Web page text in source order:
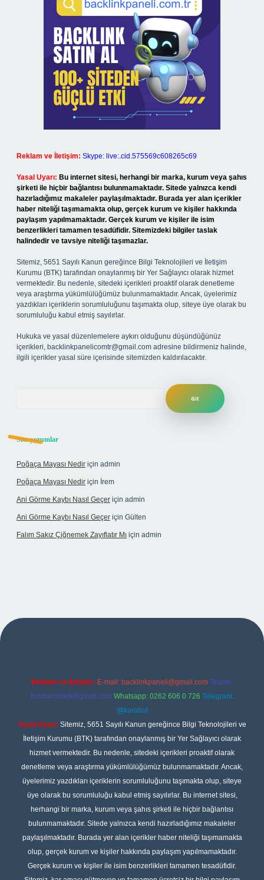
Reklam ve İletişim: Skype: live:.cid.575569c608265c69
Yasal Uyarı: Bu internet sitesi, herhangi bir marka, kurum veya şahıs
şirketi ile hiçbir bağlantısı bulunmamaktadır. Sitede yalnızca kendi
hazırladığımız makaleler paylaşılmaktadır. Burada yer alan içerikler
haber niteliği taşımamakta olup, gerçek kurum ve kişiler hakkında
paylaşım yapılmamaktadır. Gerçek kurum ve kişiler ile isim
benzerlikleri tamamen tesadüfidir. Sitemizdeki bilgiler taslak
halindedir ve tavsiye niteliği taşımazlar.
Sitemiz, 5651 Sayılı Kanun gereğince Bilgi Teknolojileri ve İletişim
Kurumu (BTK) tarafından onaylanmış bir Yer Sağlayıcı olarak hizmet
vermektedir. Bu nedenle, sitedeki içerikleri proaktif olarak denetleme
veya araştırma yükümlülüğümüz bulunmamaktadır. Ancak, üyelerimiz
yazdıkları içeriklerin sorumluluğunu taşımakta olup, siteye üye olarak bu
sorumluluğu kabul etmiş sayılırlar.
Hukuka ve yasal düzenlemelere aykırı olduğunu düşündüğünüz
içerikleri, backlinkpanelicomtr@gmail.com adresine bildirmeniz halinde,
ilgili içerikler yasal süre içerisinde sitemizden kaldırılacaktır.
Son yorumlar
Poğaça Mayası Nedir için admin
Poğaça Mayası Nedir için İrem
Ani Görme Kaybı Nasıl Geçer için admin
Ani Görme Kaybı Nasıl Geçer için Gülten
Falım Sakız Çiğnemek Zayıflatır Mı için admin
Reklam ve İletişim: E-mail: backlinkpaneli@gmail.com Teams:
forumhizmeti@gmail.com Whatsapp: 0262 606 0 726 Telegram:
@karabul
Yasal Uyarı: Sitemiz, 5651 Sayılı Kanun gereğince Bilgi Teknolojileri ve
İletişim Kurumu (BTK) tarafından onaylanmış bir Yer Sağlayıcı olarak
hizmet vermektedir. Bu nedenle, sitedeki içerikleri proaktif olarak
denetleme veya araştırma yükümlülüğümüz bulunmamaktadır. Ancak,
üyelerimiz yazdıkları içeriklerin sorumluluğunu taşımakta olup, siteye
üye olarak bu sorumluluğu kabul etmiş sayılırlar. Bu internet sitesi,
herhangi bir marka, kurum veya şahıs şirketi ile hiçbir bağlantısı
bulunmamaktadır. Sitede yalnızca kendi hazırladığımız makaleler
paylaşılmaktadır. Burada yer alan içerikler haber niteliği taşımamakta
olup, gerçek kurum ve kişiler hakkında paylaşım yapılmamaktadır.
Gerçek kurum ve kişiler ile isim benzerlikleri tamamen tesadüfidir.